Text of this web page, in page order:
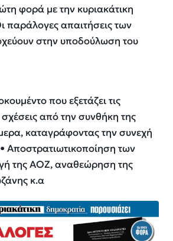
φορά με την κυριακάτικη
παράλογες απαιτήσεις των
στην υποδούλωση του
που εξετάζει τις
σχέσεις από την συνθήκη της
καταγράφοντας την συνεχή
Αποστρατιωτικοποίηση των
της ΑΟΖ, αναθεώρηση της
κ.α